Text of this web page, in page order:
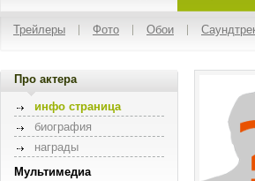
Трейлеры Фото Обои
Про актера
инфо страница
биография
награды
Мультимедиа